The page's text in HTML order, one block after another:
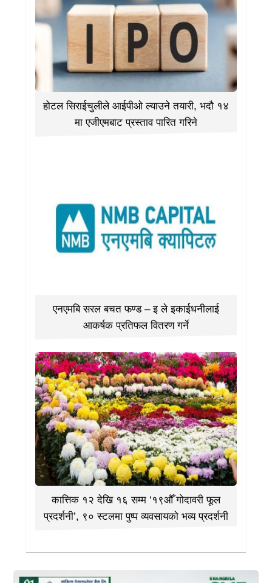
होटल सिराईचुलीले आईपीओ ल्याउने तयारी, भदौ १४
मा एजीएमबाट प्रस्ताव पारित गरिने
एनएमबि सरल बचत फण्ड – इ ले इकाईधनीलाई
आकर्षक प्रतिफल वितरण गर्ने
कात्तिक १२ देखि १६ सम्म ‘१९औँ गोदावरी फूल
प्रदर्शनी’, ९० स्टलमा पुष्प व्यवसायको भव्य प्रदर्शनी